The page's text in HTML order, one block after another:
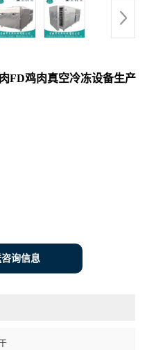
FD鸡肉真空冷冻设备生产
询信息